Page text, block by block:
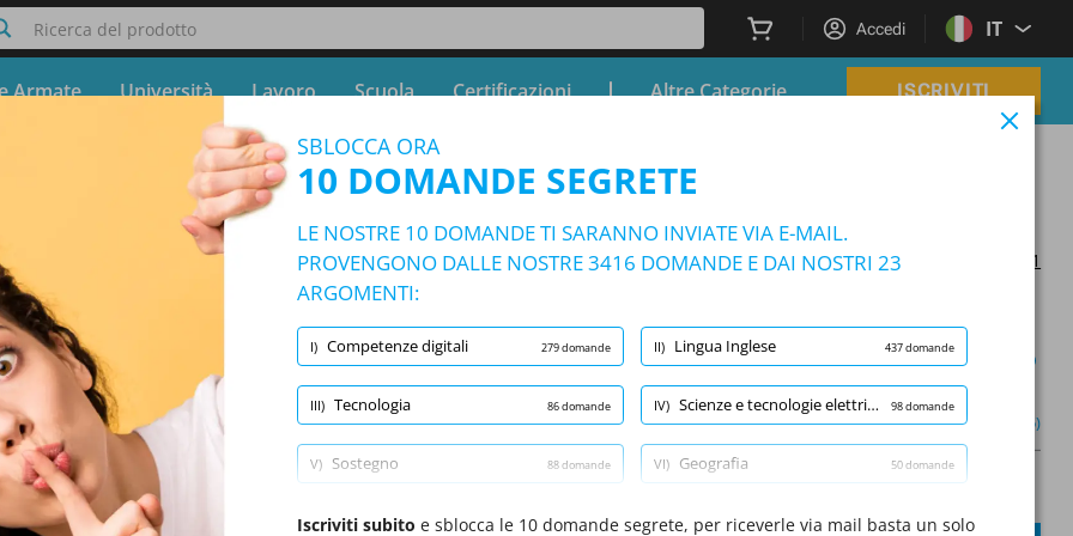
Ricerca del prodotto Accedi IT
Armate Università Lavoro Scuola Certificazioni Altre Categorie ISCRIVITI
Quiz Metodologie Didattiche Quiz
Prova gratuita - Simulatore Metodologie Didattiche Quiz
23 argomenti e 3416 domande Aggiornato il 2025/12/11
Domande casuali |20 Minuti|70% per superamento
Musica (1/98) Lingua Inglese (1/437) (1/100) Altro (5)
SBLOCCA ORA
10 DOMANDE SEGRETE
LE NOSTRE 10 DOMANDE TI SARANNO INVIATE VIA E-MAIL.
PROVENGONO DALLE NOSTRE 3416 DOMANDE E DAI NOSTRI 23
ARGOMENTI:
I) Competenze digitali 279 domande II) Lingua Inglese 437 domande
III) Tecnologia 86 domande IV) Scienze e tecnologie elettriche ed elettroniche 98 domande
V) Sostegno 88 domande VI) Geografia 50 domande
VII) Competenze didattiche metodologiche 1069 domande VIII) Scienze e tecnologie meccaniche 50 domande
Iscriviti subito e sblocca le 10 domande segrete, per riceverle via mail basta un solo